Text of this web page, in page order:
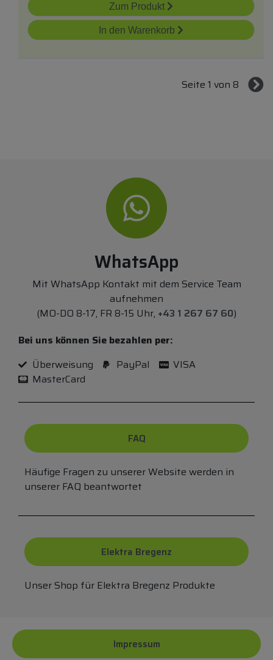
Zum Produkt
In den Warenkorb
Seite 1 von 8
WhatsApp
Mit WhatsApp Kontakt mit dem Service Team
aufnehmen
(MO-DO 8-17, FR 8-15 Uhr, +43 1 267 67 60)
Bei uns können Sie bezahlen per:
Überweisung
PayPal
VISA
MasterCard
FAQ
Häufige Fragen zu unserer Website werden in
unserer FAQ beantwortet
Elektra Bregenz
Unser Shop für Elektra Bregenz Produkte
Impressum